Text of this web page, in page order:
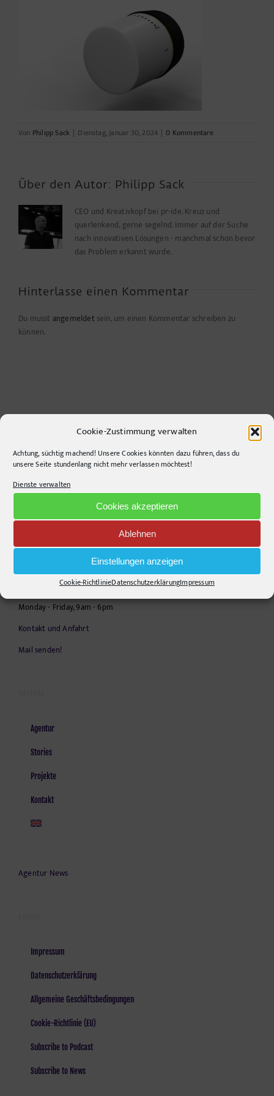
Cookie-Zustimmung verwalten
Achtung, süchtig machend! Unsere Cookies könnten dazu führen, dass du
unsere Seite stundenlang nicht mehr verlassen möchtest!
Dienste verwalten
Cookies akzeptieren
Ablehnen
Einstellungen anzeigen
Cookie-RichtlinieDatenschutzerklärungImpressum
Von Philipp Sack | Dienstag, Januar 30, 2024 | 0 Kommentare
Über den Autor: Philipp Sack
CEO und Kreativkopf bei pr-ide. Kreuz und
querlenkend, gerne segelnd. Immer auf der Suche
nach innovativen Lösungen - manchmal schon bevor
das Problem erkannt wurde.
Hinterlasse einen Kommentar
Du musst angemeldet sein, um einen Kommentar schreiben zu
können.
Krefelder Straße 11A
+49306860203
E-Mail:info@pr-ide.de
Monday - Friday, 9am - 6pm
Kontakt und Anfahrt
Mail senden!
Agentur
Stories
Projekte
Kontakt
Agentur News
Impressum
Datenschutzerklärung
Allgemeine Geschäftsbedingungen
Cookie-Richtlinie (EU)
Subscribe to Podcast
Subscribe to News